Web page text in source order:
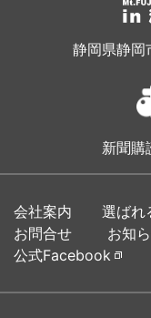
静岡県静岡
新聞購
会社案内 選ばれ
お問合せ
お知
公式Facebook